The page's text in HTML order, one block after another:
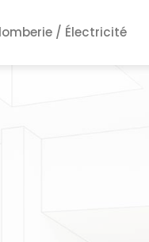
/ Électricité